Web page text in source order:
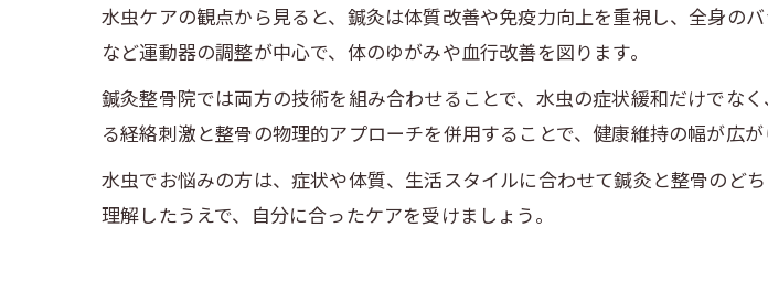
水虫ケアの観点から見ると、鍼灸は体質改善や免疫力向上を重視し、全身の
など運動器の調整が中心で、体のゆがみや血行改善を図ります。
鍼灸整骨院では両方の技術を組み合わせることで、水虫の症状緩和だけでな
る経絡刺激と整骨の物理的アプローチを併用することで、健康維持の幅が広が
水虫でお悩みの方は、症状や体質、生活スタイルに合わせて鍼灸と整骨のど
理解したうえで、自分に合ったケアを受けましょう。